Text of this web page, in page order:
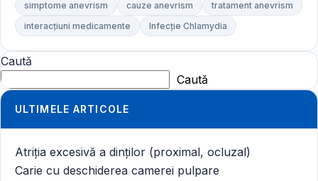
simptome anevrism
cauze anevrism
tratament anevrism
interacțiuni medicamente
Infecție Chlamydia
Caută
Caută
ULTIMELE ARTICOLE
Atriția excesivă a dinților (proximal, ocluzal)
Carie cu deschiderea camerei pulpare